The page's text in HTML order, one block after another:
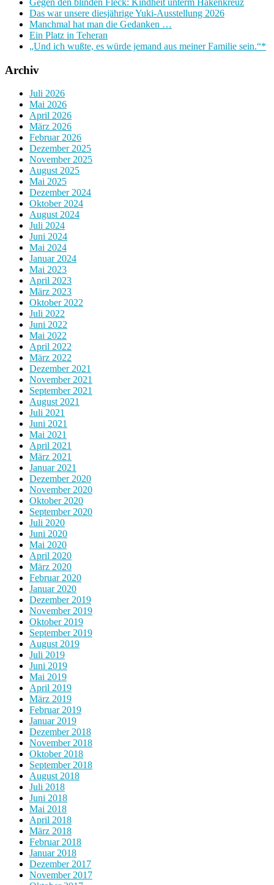
Gegen den blinden Fleck: Kindheit unterm Hakenkreuz
Das war unsere diesjährige Yuki-Ausstellung 2026
Manchmal hat man die Gedanken …
Ein Platz in Teheran
„Und ich wußte, es würde jemand aus meiner Familie sein.“*
Archiv
Juli 2026
Mai 2026
April 2026
März 2026
Februar 2026
Dezember 2025
November 2025
August 2025
Mai 2025
Dezember 2024
Oktober 2024
August 2024
Juli 2024
Juni 2024
Mai 2024
Januar 2024
Mai 2023
April 2023
März 2023
Oktober 2022
Juli 2022
Juni 2022
Mai 2022
April 2022
März 2022
Dezember 2021
November 2021
September 2021
August 2021
Juli 2021
Juni 2021
Mai 2021
April 2021
März 2021
Januar 2021
Dezember 2020
November 2020
Oktober 2020
September 2020
Juli 2020
Juni 2020
Mai 2020
April 2020
März 2020
Februar 2020
Januar 2020
Dezember 2019
November 2019
Oktober 2019
September 2019
August 2019
Juli 2019
Juni 2019
Mai 2019
April 2019
März 2019
Februar 2019
Januar 2019
Dezember 2018
November 2018
Oktober 2018
September 2018
August 2018
Juli 2018
Juni 2018
Mai 2018
April 2018
März 2018
Februar 2018
Januar 2018
Dezember 2017
November 2017